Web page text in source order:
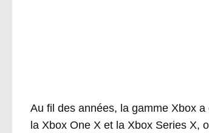
Au fil des années, la gamme Xbox
la Xbox One X et la Xbox Series X,